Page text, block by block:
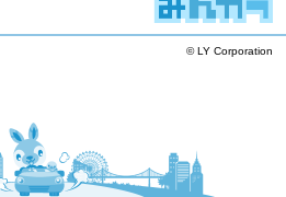
© LY Corporation